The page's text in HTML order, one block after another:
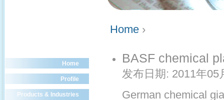
Home ›
BASF chemical
发布日期: 2011年05
German chemical
Home
Profile
Products & Industries